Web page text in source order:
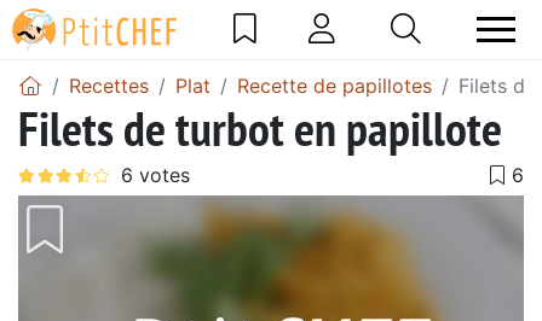
Recettes Plat Recette de papillotes Filets
Filets de turbot en papillote